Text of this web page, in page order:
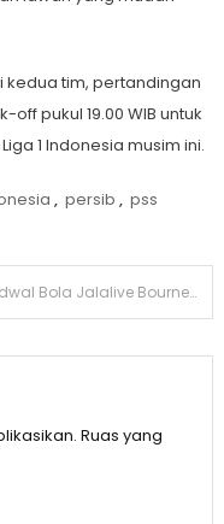
tim, pertandingan
pukul 19.00 WIB untuk
1 Indonesia musim ini.
, persib , pss
Jadwal Bola Jalalive Bournemouth vs Manchester Utd Liga Inggris 27 April 2025
Ruas yang